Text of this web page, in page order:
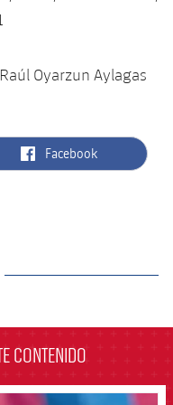
Oyarzun Aylagas
label.aria.facebook
Facebook
CONTENIDO
badge